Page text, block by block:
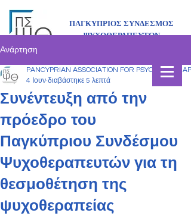
ΠΑΓΚΥΠΡΙΟΣ ΣΥΝΔΕΣΜΟΣ
ΨΥΧΟΘΕΡΑΠΕΥΤΩΝ
Ανάρτηση
Συνέντευξη από την
πρόεδρο του
Παγκύπριου Συνδέσμου
Ψυχοθεραπευτών για τη
θεσμοθέτηση της
ψυχοθεραπείας
PANCYPRIAN ASSOCIATION FOR
4 Ιουν διαβάστηκε 5 λεπτά